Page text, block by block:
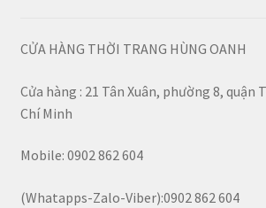
CỬA HÀNG THỜI TRANG HÙNG OANH
Cửa hàng : 21 Tân Xuân, phường 8, quận
Chí Minh
Mobile: 0902 862 604
(Whatapps-Zalo-Viber):0902 862 604